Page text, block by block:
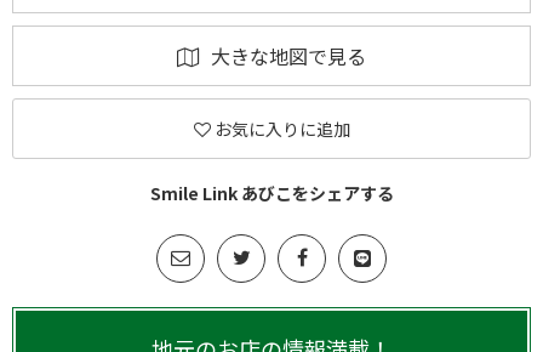
大きな地図で見る
お気に入りに追加
Smile Link あびこをシェアする